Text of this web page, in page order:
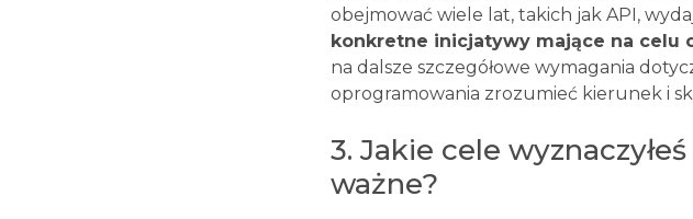
obejmować wiele lat, takich jak API,
konkretne inicjatywy mające na celu
na dalsze szczegółowe wymagania
oprogramowania zrozumieć kierunek i
3. Jakie cele
ważne?